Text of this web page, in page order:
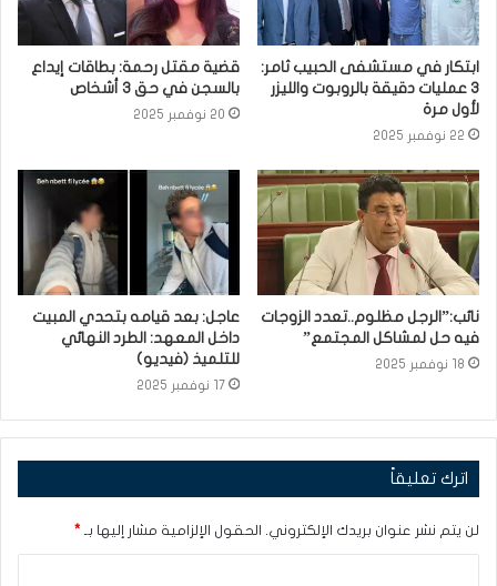
ابتكار في مستشفى الحبيب ثامر:
3 عمليات دقيقة بالروبوت والليزر
لأول مرة
22 نوفمبر 2025
قضية مقتل رحمة: بطاقات إيداع
بالسجن في حق 3 أشخاص
20 نوفمبر 2025
نائب:”الرجل مظلوم..تعدد الزوجات
فيه حل لمشاكل المجتمع”
18 نوفمبر 2025
عاجل: بعد قيامه بتحدي المبيت
داخل المعهد: الطرد النهائي
للتلميذ (فيديو)
17 نوفمبر 2025
اترك تعليقاً
لن يتم نشر عنوان بريدك الإلكتروني. الحقول الإلزامية مشار إليها بـ *